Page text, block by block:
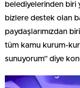
belediyelerinden biri
bizlere destek olan
paydaşlarımızdan
tüm kamu kurum-
sunuyorum” diye